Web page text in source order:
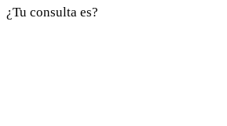
¿Tu consulta es?